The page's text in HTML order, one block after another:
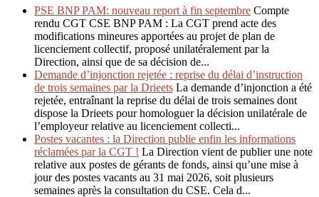
PSE BNP PAM: nouveau report à fin septembre Compte
rendu CGT CSE BNP PAM : La CGT prend acte des
modifications mineures apportées au projet de plan de
licenciement collectif, proposé unilatéralement par la
Direction, ainsi que de sa décision de...
Demande d’injonction rejetée : reprise du délai d’instruction
de trois semaines par la Drieets La demande d’injonction a été
rejetée, entraînant la reprise du délai de trois semaines dont
dispose la Drieets pour homologuer la décision unilatérale de
l’employeur relative au licenciement collecti...
Postes vacantes : la Direction publie enfin les informations
réclamées par la CGT ! La Direction vient de publier une note
relative aux postes de gérants de fonds, ainsi qu’une mise à
jour des postes vacants au 31 mai 2026, soit plusieurs
semaines après la consultation du CSE. Cela d...